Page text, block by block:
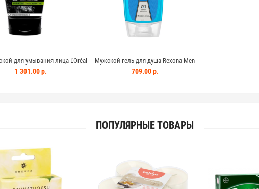
для умывания лица L'Oréal
Expert Pure Carbon 100мл
1 301.00 р.
Мужской гель для душа Rexona Men
Cobalt 2в1 225 мл
709.00 р.
ПОПУЛЯРНЫЕ ТОВАРЫ